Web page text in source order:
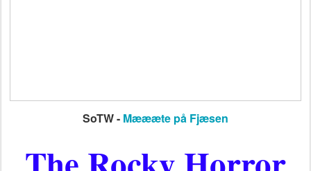
SoTW - Mæææte på Fjæsen